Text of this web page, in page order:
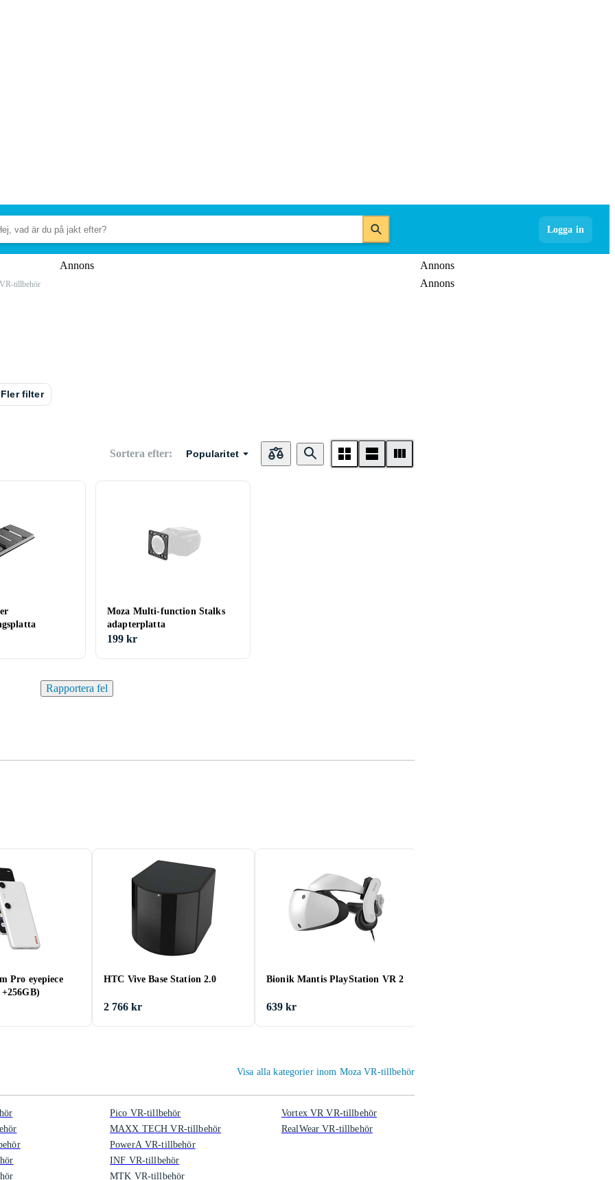
Logga in
Annons
Annons
Annons
tillbehör
Fler filter
Sortera efter: Popularitet
Moza Multi-function Stalks
adapterplatta
199 kr
Rapportera fel
Pro eyepiece
HTC Vive Base Station 2.0
2 766 kr
Bionik Mantis PlayStation VR 2
639 kr
Visa alla kategorier inom Moza VR-tillbehör
Pico VR-tillbehör
MAXX TECH VR-tillbehör
PowerA VR-tillbehör
INF VR-tillbehör
MTK VR-tillbehör
Vortex VR VR-tillbehör
RealWear VR-tillbehör